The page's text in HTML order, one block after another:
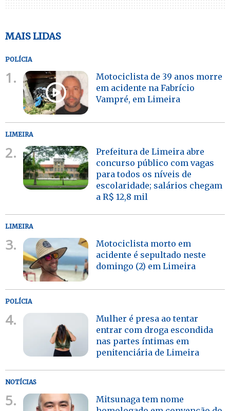
MAIS LIDAS
POLÍCIA
1.
Motociclista de 39 anos morre
em acidente na Fabrício
Vampré, em Limeira
LIMEIRA
2.
Prefeitura de Limeira abre
concurso público com vagas
para todos os níveis de
escolaridade; salários chegam
a R$ 12,8 mil
LIMEIRA
3.
Motociclista morto em
acidente é sepultado neste
domingo (2) em Limeira
POLÍCIA
4.
Mulher é presa ao tentar
entrar com droga escondida
nas partes íntimas em
penitenciária de Limeira
NOTÍCIAS
5.
Mitsunaga tem nome